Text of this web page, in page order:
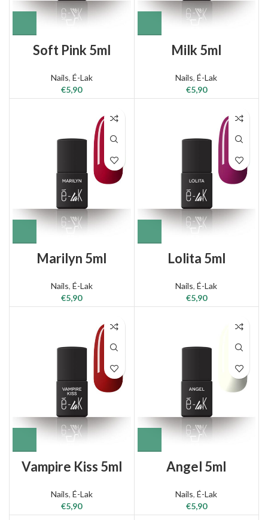
Soft Pink 5ml
Nails, É-Lak
€5,90
Milk 5ml
Nails,É-Lak
€5,90
Marilyn 5ml
Nails, É-Lak
€5,90
Lolita 5ml
Nails,É-Lak
€5,90
Vampire Kiss 5ml
Nails, É-Lak
€5,90
Angel 5ml
Nails,É-Lak
€5,90